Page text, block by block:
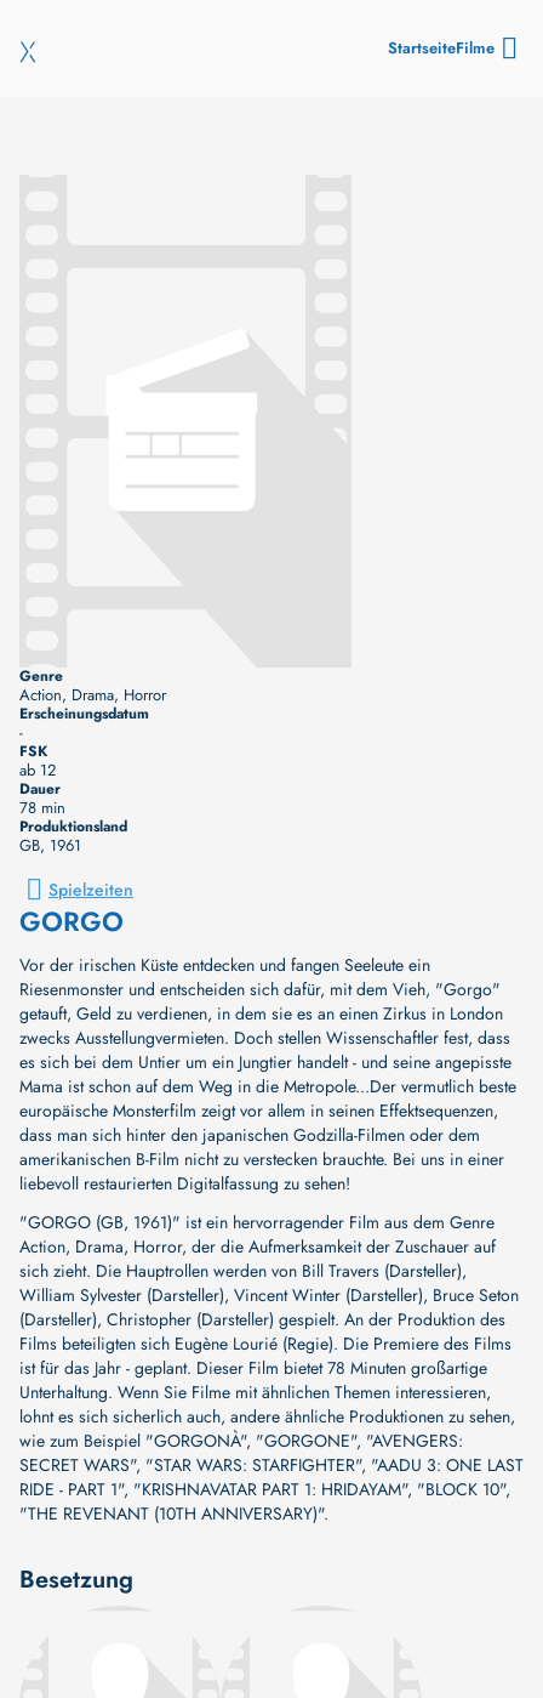
StartseiteFilme
Genre
Action, Drama, Horror
Erscheinungsdatum
-
FSK
ab 12
Dauer
78 min
Produktionsland
GB, 1961
Spielzeiten
GORGO
Vor der irischen Küste entdecken und fangen Seeleute ein
Riesenmonster und entscheiden sich dafür, mit dem Vieh, "Gorgo"
getauft, Geld zu verdienen, in dem sie es an einen Zirkus in London
zwecks Ausstellungvermieten. Doch stellen Wissenschaftler fest, dass
es sich bei dem Untier um ein Jungtier handelt - und seine angepisste
Mama ist schon auf dem Weg in die Metropole...Der vermutlich beste
europäische Monsterfilm zeigt vor allem in seinen Effektsequenzen,
dass man sich hinter den japanischen Godzilla-Filmen oder dem
amerikanischen B-Film nicht zu verstecken brauchte. Bei uns in einer
liebevoll restaurierten Digitalfassung zu sehen!
"GORGO (GB, 1961)" ist ein hervorragender Film aus dem Genre
Action, Drama, Horror, der die Aufmerksamkeit der Zuschauer auf
sich zieht. Die Hauptrollen werden von Bill Travers (Darsteller),
William Sylvester (Darsteller), Vincent Winter (Darsteller), Bruce Seton
(Darsteller), Christopher (Darsteller) gespielt. An der Produktion des
Films beteiligten sich Eugène Lourié (Regie). Die Premiere des Films
ist für das Jahr - geplant. Dieser Film bietet 78 Minuten großartige
Unterhaltung. Wenn Sie Filme mit ähnlichen Themen interessieren,
lohnt es sich sicherlich auch, andere ähnliche Produktionen zu sehen,
wie zum Beispiel "GORGONÀ", "GORGONE", "AVENGERS:
SECRET WARS", "STAR WARS: STARFIGHTER", "AADU 3: ONE LAST
RIDE - PART 1", "KRISHNAVATAR PART 1: HRIDAYAM", "BLOCK 10",
"THE REVENANT (10TH ANNIVERSARY)".
Besetzung